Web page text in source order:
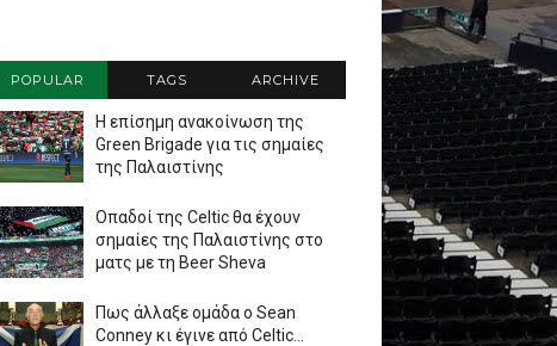
POPULAR TAGS ARCHIVE
Η επίσημη ανακοίνωση της
Green Brigade για τις σημαίες
της Παλαιστίνης
Οπαδοί της Celtic θα έχουν
σημαίες της Παλαιστίνης στο
ματς με τη Beer Sheva
Πως άλλαξε ομάδα ο Sean
Conney κι έγινε από Celtic...